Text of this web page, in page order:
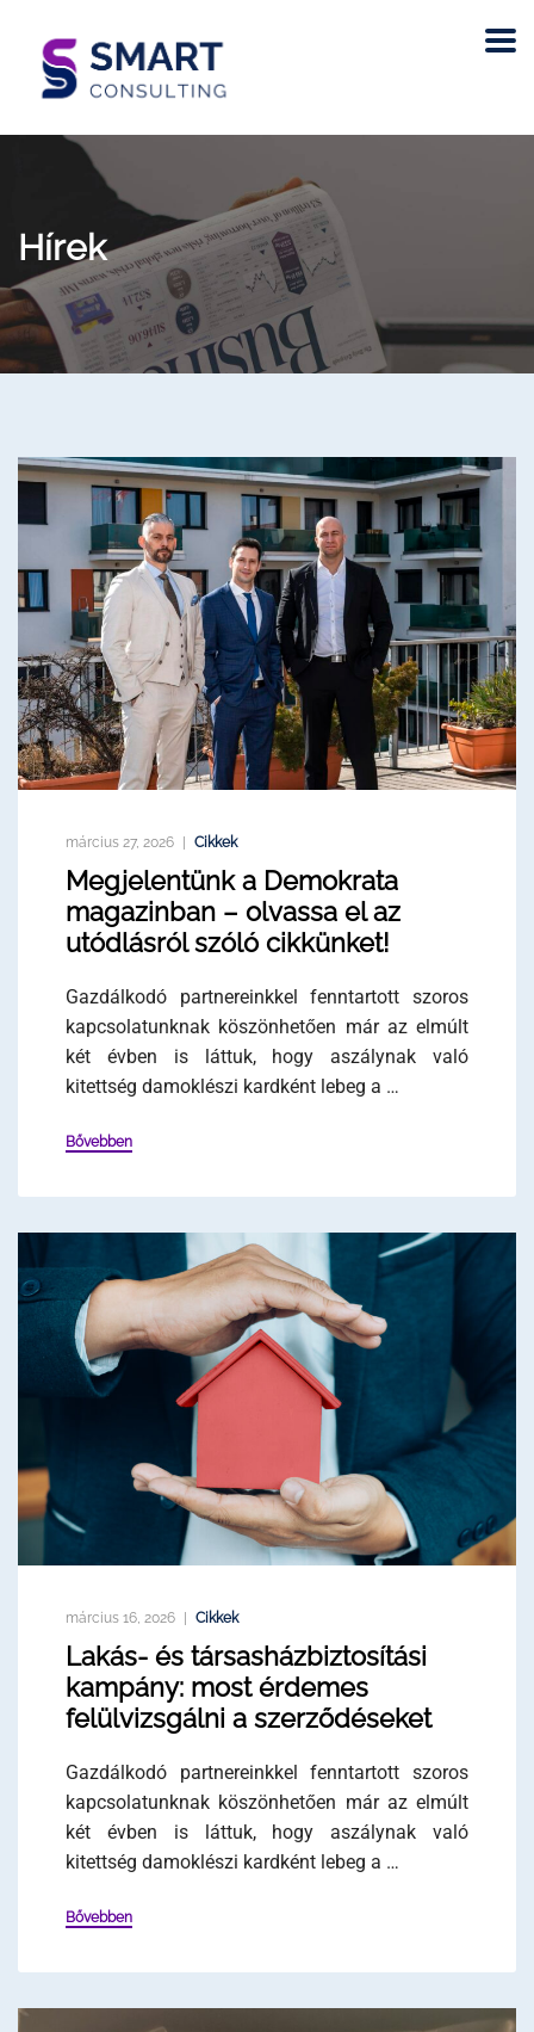
Hírek
március 27, 2026 Cikkek
Megjelentünk a Demokrata
magazinban – olvassa el az
utódlásról szóló cikkünket!
Gazdálkodó partnereinkkel fenntartott szoros
kapcsolatunknak köszönhetően már az elmúlt
két évben is láttuk, hogy aszálynak való
kitettség damoklészi kardként lebeg a …
Bővebben
március 16, 2026 Cikkek
Lakás- és társasházbiztosítási
kampány: most érdemes
felülvizsgálni a szerződéseket
Gazdálkodó partnereinkkel fenntartott szoros
kapcsolatunknak köszönhetően már az elmúlt
két évben is láttuk, hogy aszálynak való
kitettség damoklészi kardként lebeg a …
Bővebben